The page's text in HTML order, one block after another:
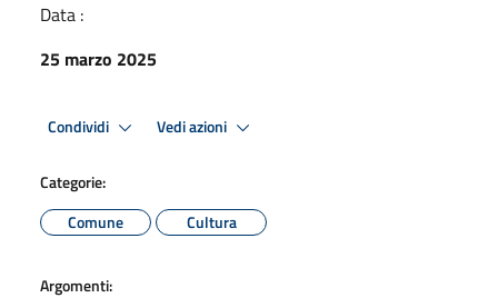
Data :
25 marzo 2025
Condividi Vedi azioni
Categorie:
Comune
Cultura
Argomenti: